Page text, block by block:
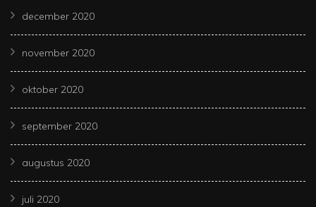
december 2020
november 2020
oktober 2020
september 2020
augustus 2020
juli 2020